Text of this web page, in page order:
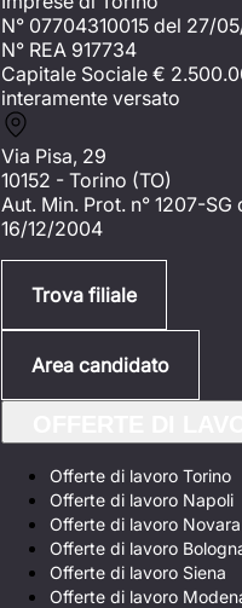
N° 07704310015 del 27/
N° REA 917734
Capitale Sociale €
interamente versato
Via Pisa, 29
10152 - Torino (TO)
Aut. Min. Prot. n° 1207-SG
16/12/2004
Trova filiale
Area candidato
Offerte di lavoro Torino
Offerte di lavoro Napoli
Offerte di lavoro Novara
Offerte di lavoro
Offerte di lavoro Siena
Offerte di lavoro